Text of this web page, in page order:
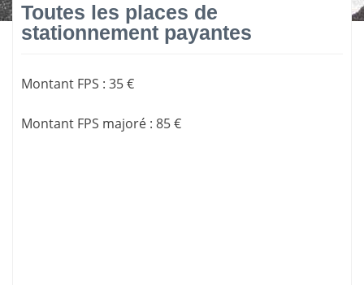
Toutes les places de
stationnement payantes
Montant FPS : 35 €
Montant FPS majoré : 85 €